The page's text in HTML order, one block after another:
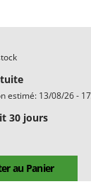
- Trimmers
œufs
Tiller à ressorts
plasma
de gazon
estimé: 13/08/26 -
30 jours
au Panier